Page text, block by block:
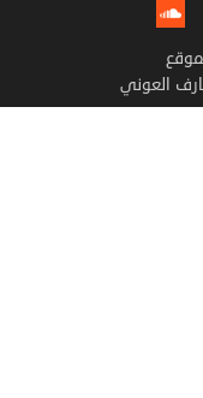
العوني